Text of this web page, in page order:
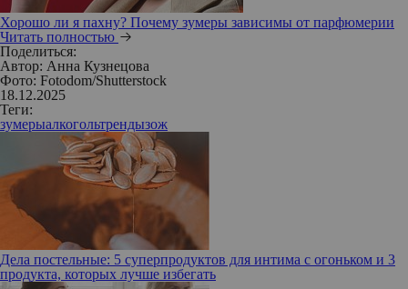
Хорошо ли я пахну? Почему зумеры зависимы от парфюмерии
Читать полностью
Поделиться:
Автор: Анна Кузнецова
Фото: Fotodom/Shutterstock
18.12.2025
Теги:
зумерыалкогольтрендызож
Дела постельные: 5 суперпродуктов для интима с огоньком и 3
продукта, которых лучше избегать